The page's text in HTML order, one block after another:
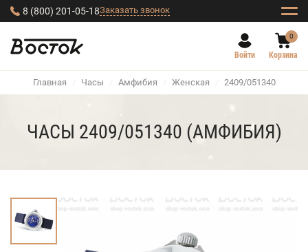
8 (800) 201-05-18Заказать звонок
Войти
0
Корзина
Главная / Часы / Амфибия / Женская / 2409/051340
ЧАСЫ 2409/051340 (АМФИБИЯ)